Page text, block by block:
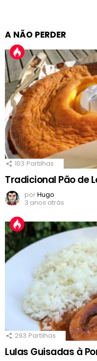
A NÃO PERDER
103 Partilhas
Tradicional Pão de
porHugo
3 anos atrás
293 Partilhas
Lulas Guisadas à